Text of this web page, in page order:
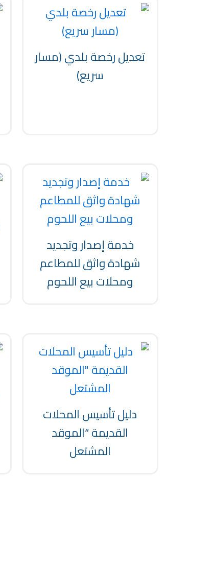
تعديل رخصة بلدي (مسار
سريع)
خدمة إصدار وتجديد
شهادة واثق للمطاعم
ومحلات بيع اللحوم
دليل تأسيس المحلات
القديمة “الموقد
المشتعل